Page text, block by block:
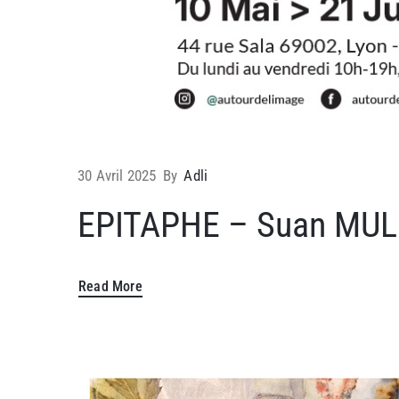
30 Avril 2025 By Adli
EPITAPHE – Suan
Read More